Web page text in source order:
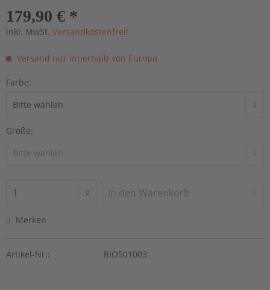
179,90 € *
inkl. MwSt. Versandkostenfrei!
Versand nur innerhalb von Europa
Farbe:
Größe:
In den Warenkorb
Merken
Artikel-Nr.: RIOS01003